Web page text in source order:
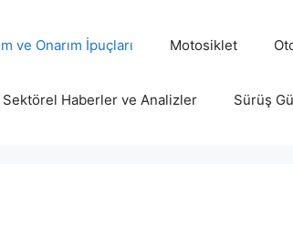
ve Onarım İpuçları Motosiklet
Sektörel Haberler ve Analizler Sürüş